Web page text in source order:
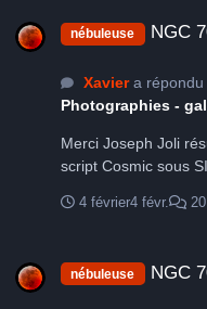
nébuleuse NGC
Xaviera répondu
Photographies -
Merci Joseph Joli
script Cosmic sous
4 février4 févr.
nébuleuse NGC